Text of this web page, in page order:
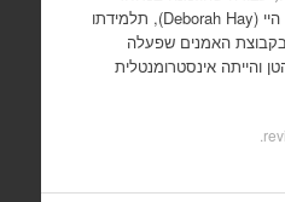
עבור קולברג בלט מדברה היי (Deborah Hay), תלמידתו
האמנים שפעלה
והייתה אינסטרומנטלית